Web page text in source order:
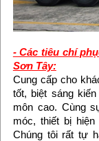
- Các tiêu chí
Sơn Tây:
Cung cấp cho
tốt, biệt sáng
môn cao. Cùng
móc, thiết bị
Chúng tôi rất tự